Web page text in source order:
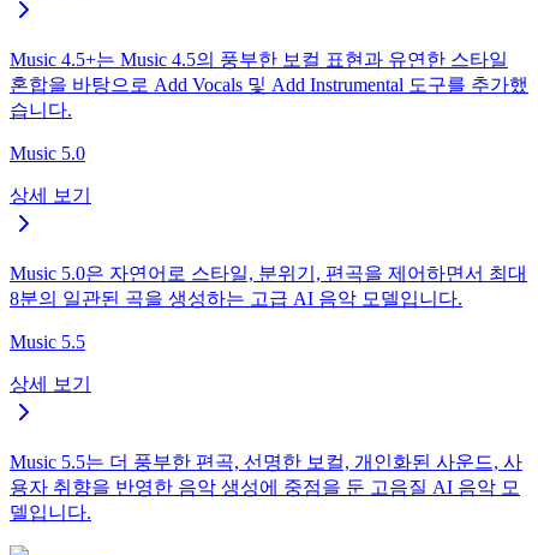
Music 4.5+는 Music 4.5의 풍부한 보컬 표현과 유연한 스타일
혼합을 바탕으로 Add Vocals 및 Add Instrumental 도구를 추가했
습니다.
Music 5.0
상세 보기
Music 5.0은 자연어로 스타일, 분위기, 편곡을 제어하면서 최대
8분의 일관된 곡을 생성하는 고급 AI 음악 모델입니다.
Music 5.5
상세 보기
Music 5.5는 더 풍부한 편곡, 선명한 보컬, 개인화된 사운드, 사
용자 취향을 반영한 음악 생성에 중점을 둔 고음질 AI 음악 모
델입니다.